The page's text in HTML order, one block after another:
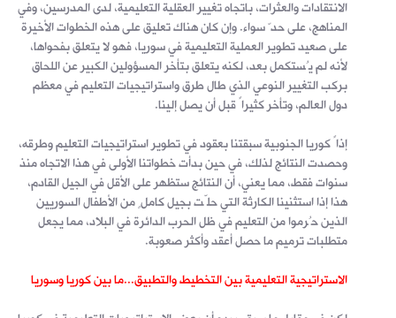
الانتقادات والعثرات، باتجاه تغيير العقلية التعليمية، لدى المدرسين، وفي
المناهج، على حدّ سواء. وإن كان هناك تعليق على هذه الخطوات الأخيرة
على صعيد تطوير العملية التعليمية في سوريا، فهو لا يتعلق بفحواها،
لأنه لم يُستكمل بعد، لكنه يتعلق بتأخر المسؤولين الكبير عن اللحاق
بركب التغيير النوعي الذي طال طرق واستراتيجيات التعليم في معظم
دول العالم، وتأخر كثيراً قبل أن يصل إلينا.
إذاً كوريا الجنوبية سبقتنا بعقود في تطوير استراتيجيات التعليم وطرقه،
وحصدت النتائج لذلك، في حين بدأت خطواتنا الأولى في هذا الاتجاه منذ
سنوات فقط، مما يعني، أن النتائج ستظهر على الأقل في الجيل القادم،
هذا إذا استثنينا الكارثة التي حلّت بجيل كاملٍ من الأطفال السوريين
الذين حُرموا من التعليم في ظل الحرب الدائرة في البلاد، مما يجعل
متطلبات ترميم ما حصل أعقد وأكثر صعوبة.
الاستراتيجية التعليمية بين التخطيط والتطبيق...ما بين كوريا وسوريا